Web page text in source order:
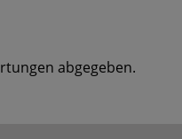
abgegeben.